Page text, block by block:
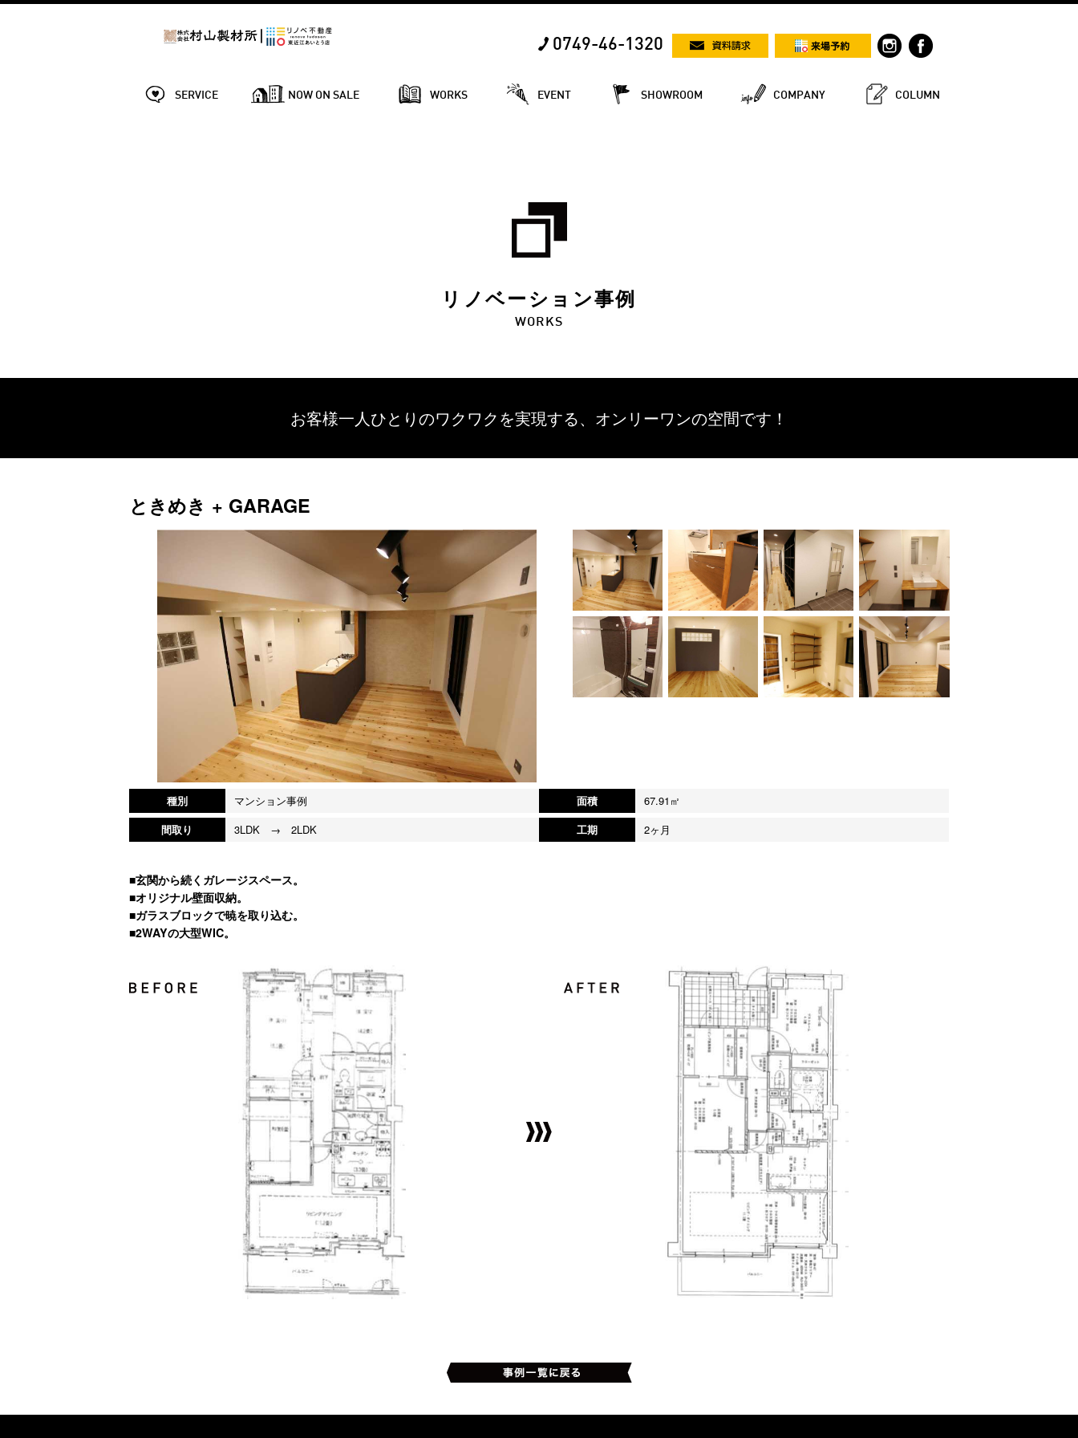
0749-46-1320
SERVICE NOW ON SALE WORKS EVENT SHOWROOM COMPANY COLUMN
リノベーション事例
WORKS
お客様一人ひとりのワクワクを実現する、 オンリーワンの空間です！
ときめき + GARAGE
種別 マンション事例 面積
67.91㎡
間取り
3LDK → 2LDK 工期 2ヶ月
■玄関から続くガレージスペース。
■オリジナル壁面収納。
■ガラスブロックで暁を取り込む。
■2WAYの大型WIC。